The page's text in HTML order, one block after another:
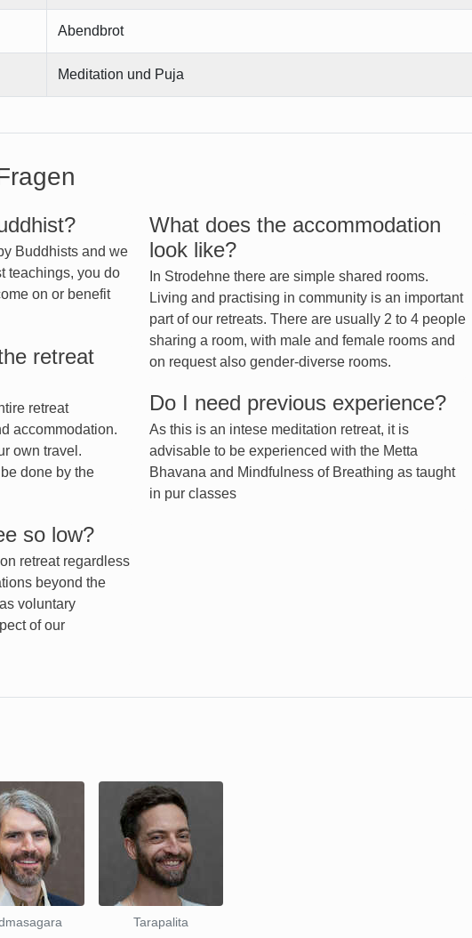
Abendbrot
Meditation und Puja
Buddhists and we
teachings, you do
on or benefit
retreat
retreat
accommodation.
own travel.
done by the
so low?
retreat regardless
beyond the
voluntary
of our
What does the accommodation
look like?
In Strodehne there are simple shared rooms.
Living and practising in community is an important
part of our retreats. There are usually 2 to 4 people
sharing a room, with male and female rooms and
on request also gender-diverse rooms.
Do I need previous experience?
As this is an intese meditation retreat, it is
advisable to be experienced with the Metta
Bhavana and Mindfulness of Breathing as taught
in pur classes
Tarapalita